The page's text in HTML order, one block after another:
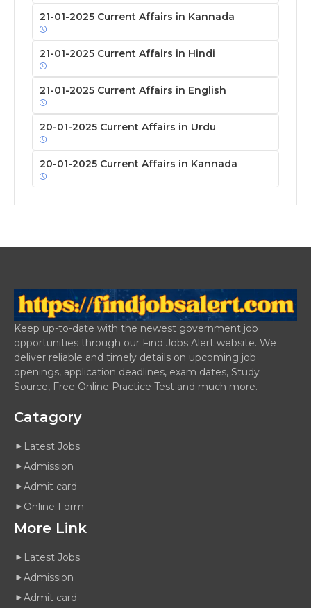
21-01-2025 Current Affairs in Kannada
21-01-2025 Current Affairs in Hindi
21-01-2025 Current Affairs in English
20-01-2025 Current Affairs in Urdu
20-01-2025 Current Affairs in Kannada
Keep up-to-date with the newest government job
opportunities through our Find Jobs Alert website. We
deliver reliable and timely details on upcoming job
openings, application deadlines, exam dates, Study
Source, Free Online Practice Test and much more.
Catagory
Latest Jobs
Admission
Admit card
Online Form
More Link
Latest Jobs
Admission
Admit card